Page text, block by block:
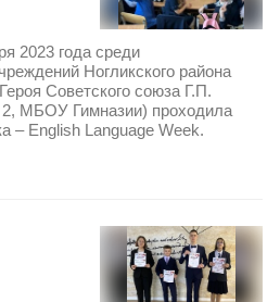
2023 года среди
Ногликского района
Советского союза Г.П.
Гимназии) проходила
– English Language Week.